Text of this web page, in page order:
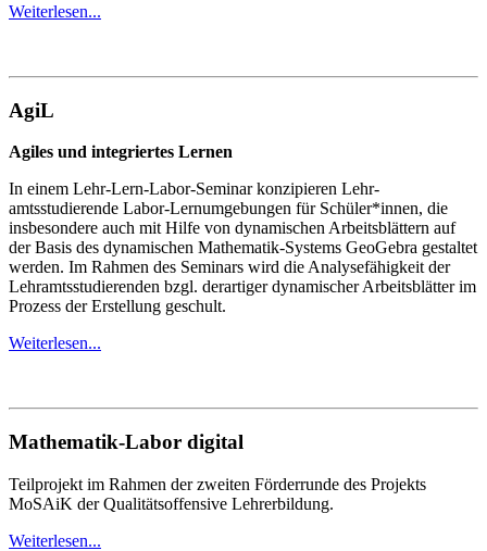
Weiterlesen...
AgiL
Agiles und integriertes Lernen
In einem Lehr-Lern-Labor-Seminar konzipieren Lehr­
amtsstudierende Labor-Lernumgebungen für Schüler*innen, die
insbesondere auch mit Hilfe von dynamischen Arbeitsblättern auf
der Basis des dynamischen Mathematik-Systems GeoGebra gestaltet
werden. Im Rahmen des Seminars wird die Analysefähigkeit der
Lehramtsstudierenden bzgl. derartiger dynamischer Arbeitsblätter im
Prozess der Erstellung geschult.
Weiterlesen...
Mathematik-Labor digital
Teilprojekt im Rahmen der zweiten Förderrunde des Projekts
MoSAiK der Qualitätsoffensive Lehrerbildung.
Weiterlesen...